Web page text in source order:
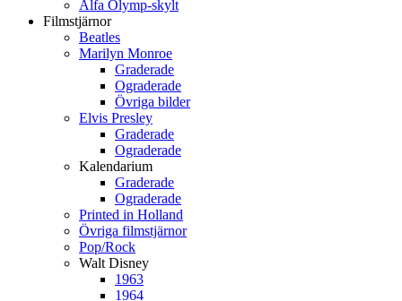
Alfa Olymp-skylt
Filmstjärnor
Beatles
Marilyn Monroe
Graderade
Ograderade
Övriga bilder
Elvis Presley
Graderade
Ograderade
Kalendarium
Graderade
Ograderade
Printed in Holland
Övriga filmstjärnor
Pop/Rock
Walt Disney
1963
1964